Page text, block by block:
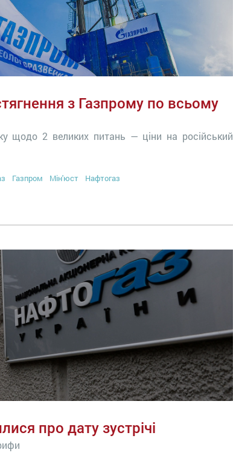
з Газпрому по всьому
щодо 2 великих питань — ціни на російський
Газпром Мін'юст Нафтогаз
про дату зустрічі